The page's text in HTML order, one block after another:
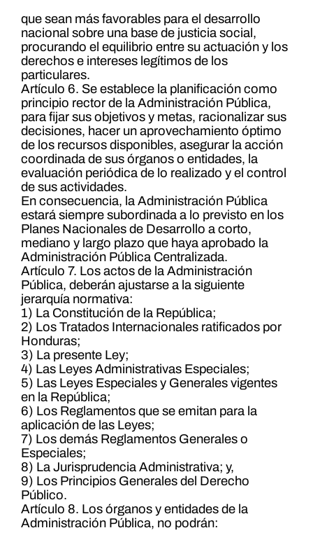
que sean más favorables para el desarrollo
nacional sobre una base de justicia social,
procurando el equilibrio entre su actuación y los
derechos e intereses legítimos de los
particulares.
Artículo 6. Se establece la planificación como
principio rector de la Administración Pública,
para fijar sus objetivos y metas, racionalizar sus
decisiones, hacer un aprovechamiento óptimo
de los recursos disponibles, asegurar la acción
coordinada de sus órganos o entidades, la
evaluación periódica de lo realizado y el control
de sus actividades.
En consecuencia, la Administración Pública
estará siempre subordinada a lo previsto en los
Planes Nacionales de Desarrollo a corto,
mediano y largo plazo que haya aprobado la
Administración Pública Centralizada.
Artículo 7. Los actos de la Administración
Pública, deberán ajustarse a la siguiente
jerarquía normativa:
1) La Constitución de la República;
2) Los Tratados Internacionales ratificados por
Honduras;
3) La presente Ley;
4) Las Leyes Administrativas Especiales;
5) Las Leyes Especiales y Generales vigentes
en la República;
6) Los Reglamentos que se emitan para la
aplicación de las Leyes;
7) Los demás Reglamentos Generales o
Especiales;
8) La Jurisprudencia Administrativa; y,
9) Los Principios Generales del Derecho
Público.
Artículo 8. Los órganos y entidades de la
Administración Pública, no podrán: